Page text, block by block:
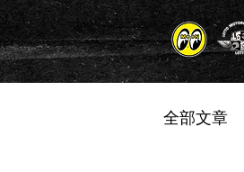
全部文章